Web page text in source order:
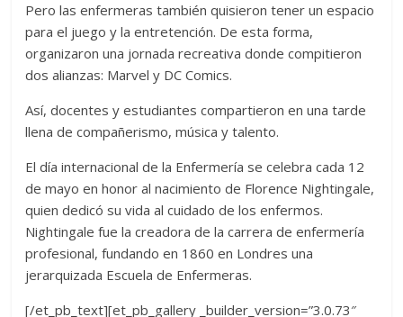
Pero las enfermeras también quisieron tener un espacio
para el juego y la entretención. De esta forma,
organizaron una jornada recreativa donde compitieron
dos alianzas: Marvel y DC Comics.
Así, docentes y estudiantes compartieron en una tarde
llena de compañerismo, música y talento.
El día internacional de la Enfermería se celebra cada 12
de mayo en honor al nacimiento de Florence Nightingale,
quien dedicó su vida al cuidado de los enfermos.
Nightingale fue la creadora de la carrera de enfermería
profesional, fundando en 1860 en Londres una
jerarquizada Escuela de Enfermeras.
[/et_pb_text][et_pb_gallery _builder_version=”3.0.73″